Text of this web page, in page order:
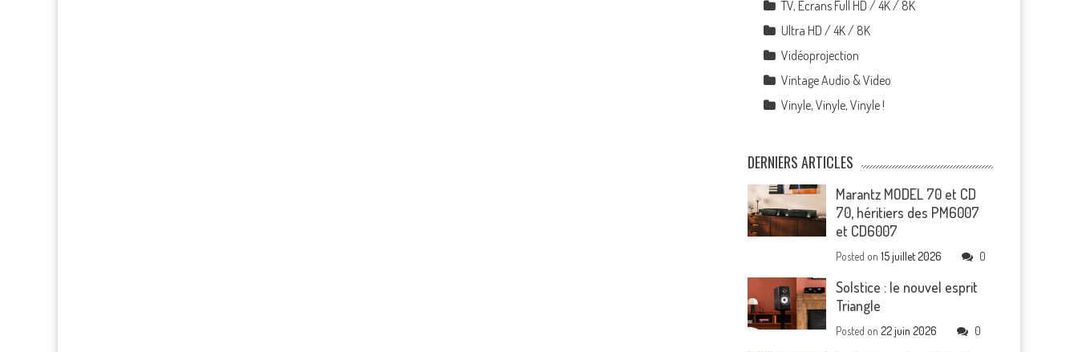
TV, Écrans Full HD / 4K / 8K
Ultra HD / 4K / 8K
Vidéoprojection
Vintage Audio & Video
Vinyle, Vinyle, Vinyle !
DERNIERS ARTICLES
Marantz MODEL 70 et CD
70, héritiers des PM6007
et CD6007
Posted on15 juillet 2026 0
Solstice : le nouvel esprit
Triangle
Posted on22 juin 2026 0